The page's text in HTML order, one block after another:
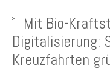
Mit Bio-
Digitalisierung:
Kreuzfahrten